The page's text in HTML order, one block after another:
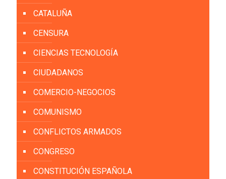
CATALUÑA
CENSURA
CIENCIAS TECNOLOGÍA
CIUDADANOS
COMERCIO-NEGOCIOS
COMUNISMO
CONFLICTOS ARMADOS
CONGRESO
CONSTITUCIÓN ESPAÑOLA